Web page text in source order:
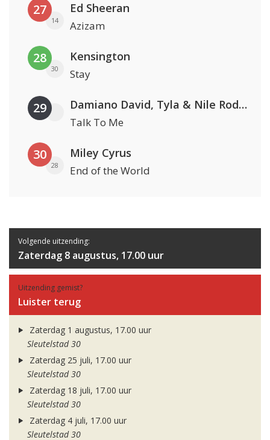
27
14
Ed Sheeran
Azizam
28
30
Kensington
Stay
29 Damiano David, Tyla & Nile Rodgers
Talk To Me
30
28
Miley Cyrus
End of the World
Volgende uitzending:
Zaterdag 8 augustus, 17.00 uur
Uitzending gemist?
Luister terug
Zaterdag 1 augustus, 17.00 uur
Sleutelstad 30
Zaterdag 25 juli, 17.00 uur
Sleutelstad 30
Zaterdag 18 juli, 17.00 uur
Sleutelstad 30
Zaterdag 4 juli, 17.00 uur
Sleutelstad 30